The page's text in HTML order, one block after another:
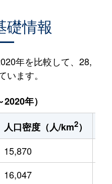
礎情報
年を比較して、28,
ます。
年）
人口密度（人/km2）
15,870
16,047